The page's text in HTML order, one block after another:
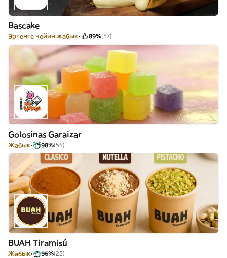
Bascake
Эртеңге чейин жабык 89%(57)
Golosinas Garaizar
Жабык 98%(54)
BUAH Tiramisú
Жабык 96%(25)